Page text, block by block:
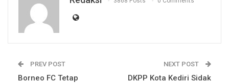
PREV POST
Borneo FC Tetap
NEXT POST
DKPP Kota Kediri Sidak